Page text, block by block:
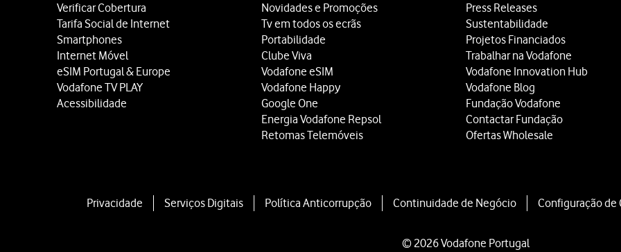
Verificar Cobertura
Tarifa Social de Internet
Smartphones
Internet Móvel
eSIM Portugal & Europe
Vodafone TV PLAY
Acessibilidade
Novidades e Promoções
Tv em todos os ecrãs
Portabilidade
Clube Viva
Vodafone eSIM
Vodafone Happy
Google One
Energia Vodafone Repsol
Retomas Telemóveis
Press Releases
Sustentabilidade
Projetos Financiados
Trabalhar na Vodafone
Vodafone Innovation Hub
Vodafone Blog
Fundação Vodafone
Contactar Fundação
Ofertas Wholesale
Privacidade Serviços Digitais Política Anticorrupção Continuidade de Negócio Configuração de
© 2026 Vodafone Portugal